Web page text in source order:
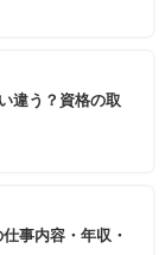
違う？資格の取
事内容・年収・